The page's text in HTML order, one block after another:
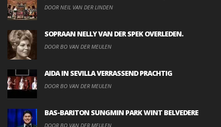
DOOR NEIL VAN DER LINDEN
SOPRAAN NELLY VAN DER SPEK OVERLEDEN.
DOOR BO VAN DER MEULEN
AIDA IN SEVILLA VERRASSEND PRACHTIG
DOOR BO VAN DER MEULEN
BAS-BARITON SUNGMIN PARK WINT BELVEDERE
DOOR BO VAN DER MEULEN